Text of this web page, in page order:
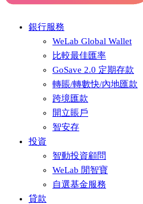
銀行服務
WeLab Global Wallet
比較最佳匯率
GoSave 2.0 定期存款
轉賬/轉數快/內地匯款
跨境匯款
開立賬戶
智安存
投資
智動投資顧問
WeLab 閒智寶
自選基金服務
貸款